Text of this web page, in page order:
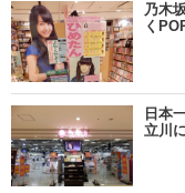
乃木
く
日本
立川